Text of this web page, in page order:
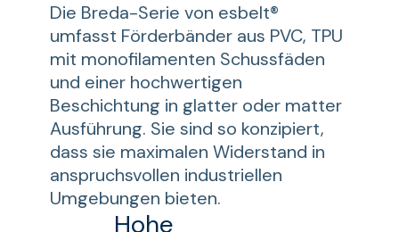
Die Breda-Serie von esbelt®
umfasst Förderbänder aus PVC, TPU
mit monofilamenten Schussfäden
und einer hochwertigen
Beschichtung in glatter oder matter
Ausführung. Sie sind so konzipiert,
dass sie maximalen Widerstand in
anspruchsvollen industriellen
Umgebungen bieten.
Hohe